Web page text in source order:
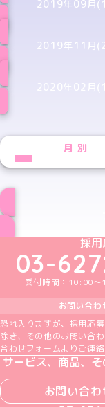
2019年09月
2019年11月
2020年02月
月別
採用
03-
受付時間：10:00～
お問い合わ
恐れ入りますが、採用応
除き、その他のお問い合
合わせフォームよりご連
サービス、商品、
お問い合